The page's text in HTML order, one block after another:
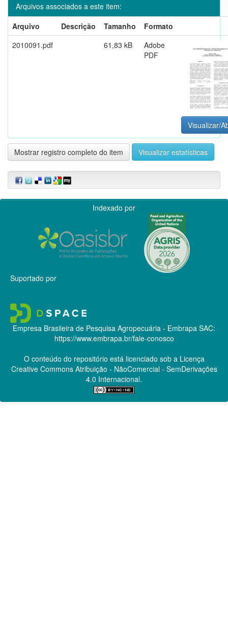
Arquivos associados a este item:
Arquivo
Descrição Tamanho
Formato
2010091.pdf
61,83 kB
Adobe
PDF
Visualizar/
Mostrar registro completo do item Visualizar estatísticas
Indexado por
Suportado por
Empresa Brasileira de Pesquisa Agropecuária - Embrapa SAC:
https://www.embrapa.br/fale-conosco
O conteúdo do repositório está licenciado sob a Licença
Creative CommonsAtribuição - NãoComercial - SemDerivações
4.0 Internacional.